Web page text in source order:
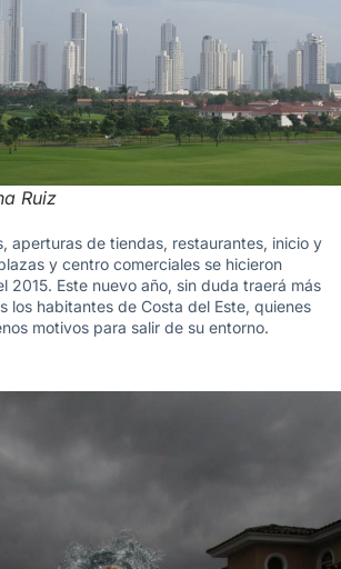
Ruiz
aperturas de tiendas, restaurantes, inicio y
y centro comerciales se hicieron
2015. Este nuevo año, sin duda traerá más
los habitantes de Costa del Este, quienes
motivos para salir de su entorno.